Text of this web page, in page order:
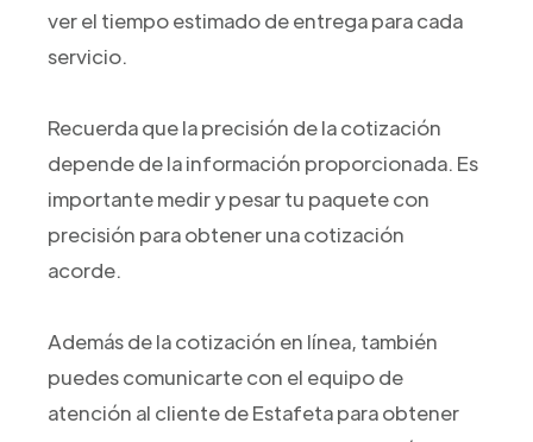
ver el tiempo estimado de entrega para cada
servicio.
Recuerda que la precisión de la cotización
depende de la información proporcionada. Es
importante medir y pesar tu paquete con
precisión para obtener una cotización
acorde.
Además de la cotización en línea, también
puedes comunicarte con el equipo de
atención al cliente de Estafeta para obtener